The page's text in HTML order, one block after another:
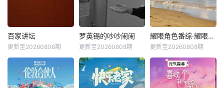
百家讲坛
更新至20260808期
罗英锡的吵吵闹闹
更新至20260808期
耀眼角色番综·耀眼一夏
更新至20260808期